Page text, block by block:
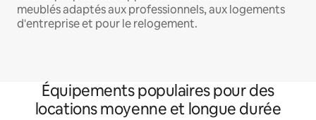
meublés adaptés aux professionnels, aux logements
d'entreprise et pour le relogement.
Équipements populaires pour des
locations moyenne et longue durée